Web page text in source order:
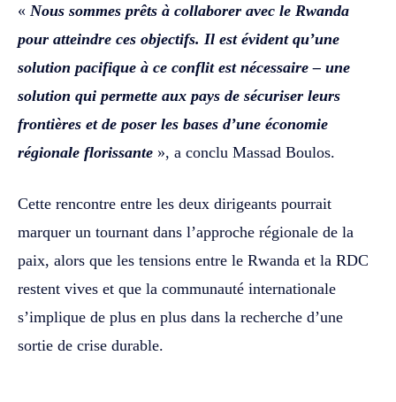
« Nous sommes prêts à collaborer avec le Rwanda
pour atteindre ces objectifs. Il est évident qu’une
solution pacifique à ce conflit est nécessaire – une
solution qui permette aux pays de sécuriser leurs
frontières et de poser les bases d’une économie
régionale florissante », a conclu Massad Boulos.
Cette rencontre entre les deux dirigeants pourrait
marquer un tournant dans l’approche régionale de la
paix, alors que les tensions entre le Rwanda et la RDC
restent vives et que la communauté internationale
s’implique de plus en plus dans la recherche d’une
sortie de crise durable.